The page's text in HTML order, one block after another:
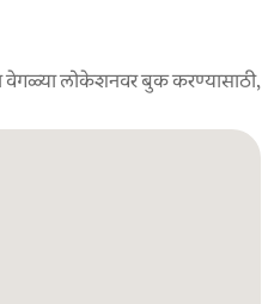
वेगळ्या लोकेशनवर बुक करण्यासाठी,